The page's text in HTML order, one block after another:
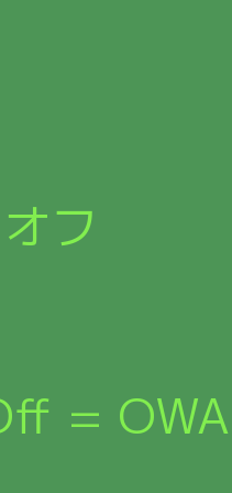
フ
=